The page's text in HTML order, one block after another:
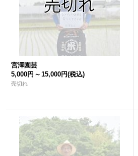
宮澤園芸
5,000円 ～ 15,000円(税込)
売切れ